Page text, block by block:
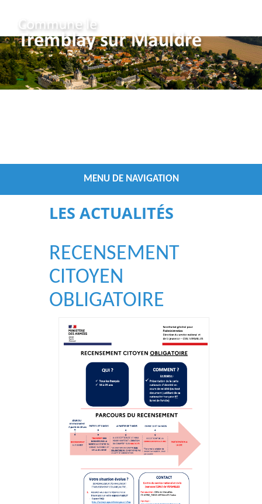
MENU DE NAVIGATION
Vous êtes ici : Accueil /Les Actualités
LES ACTUALITÉS
RECENSEMENT
CITOYEN
OBLIGATOIRE